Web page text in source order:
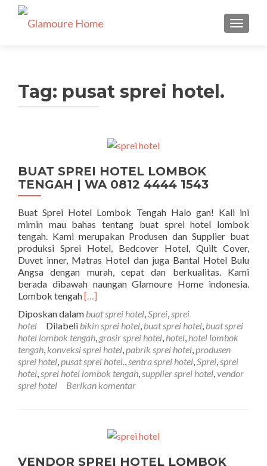
TUKAR
Tag: pusat sprei hotel.
BUAT SPREI HOTEL LOMBOK
TENGAH | WA 0812 4444 1543
Buat Sprei Hotel Lombok Tengah Halo gan! Kali ini
mimin mau bahas tentang buat sprei hotel lombok
tengah. Kami merupakan Produsen dan Supplier buat
produksi Sprei Hotel, Bedcover Hotel, Quilt Cover,
Duvet inner, Matras Hotel dan juga Bantal Hotel Bulu
Angsa dengan murah, cepat dan berkualitas. Kami
berada dibawah naungan Glamoure Home indonesia.
Lombok tengahSelengkapnya tentangBUAT SPREI
[…]
Diposkan dalam buat sprei hotel,Sprei,sprei
hotel
Dilabeli bikin sprei hotel, buat sprei hotel, buat sprei
hotel lombok tengah, grosir sprei hotel, hotel, hotel lombok
tengah, konveksi sprei hotel,pabrik sprei hotel,produsen
sprei hotel,pusat sprei hotel.,sentra sprei hotel,Sprei,sprei
hotel,sprei hotel lombok tengah,supplier sprei hotel,vendor
sprei hotel
Berikan komentar
VENDOR SPREI HOTEL LOMBOK